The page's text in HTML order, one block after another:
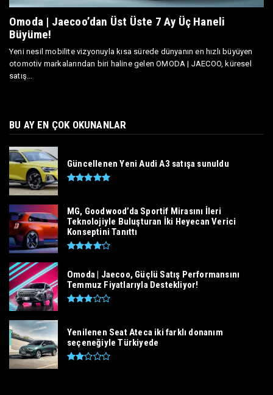
Omoda | Jaecoo’dan Üst Üste 7 Ay Üç Haneli
Büyüme!
Yeni nesil mobilite vizyonuyla kısa sürede dünyanın en hızlı büyüyen
otomotiv markalarından biri haline gelen OMODA | JAECOO, küresel
satış...
BU AY EN ÇOK OKUNANLAR
Güncellenen Yeni Audi A3 satışa sunuldu
MG, Goodwood’da Sportif Mirasını İleri
Teknolojiyle Buluşturan İki Heyecan Verici
Konseptini Tanıttı
Omoda | Jaecoo, Güçlü Satış Performansını
Temmuz Fiyatlarıyla Destekliyor!
Yenilenen Seat Ateca iki farklı donanım
seçeneğiyle Türkiyede